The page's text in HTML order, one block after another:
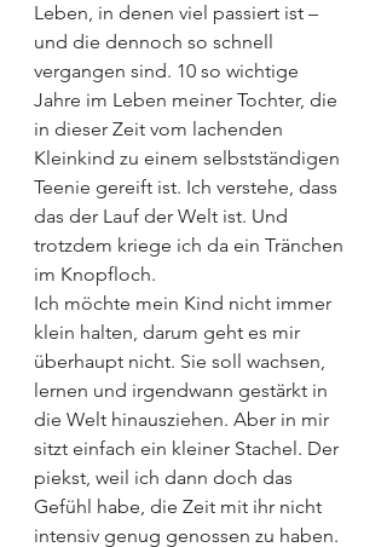
Leben, in denen viel passiert ist –
und die dennoch so schnell
vergangen sind. 10 so wichtige
Jahre im Leben meiner Tochter, die
in dieser Zeit vom lachenden
Kleinkind zu einem selbstständigen
Teenie gereift ist. Ich verstehe, dass
das der Lauf der Welt ist. Und
trotzdem kriege ich da ein Tränchen
im Knopfloch.
Ich möchte mein Kind nicht immer
klein halten, darum geht es mir
überhaupt nicht. Sie soll wachsen,
lernen und irgendwann gestärkt in
die Welt hinausziehen. Aber in mir
sitzt einfach ein kleiner Stachel. Der
piekst, weil ich dann doch das
Gefühl habe, die Zeit mit ihr nicht
intensiv genug genossen zu haben.